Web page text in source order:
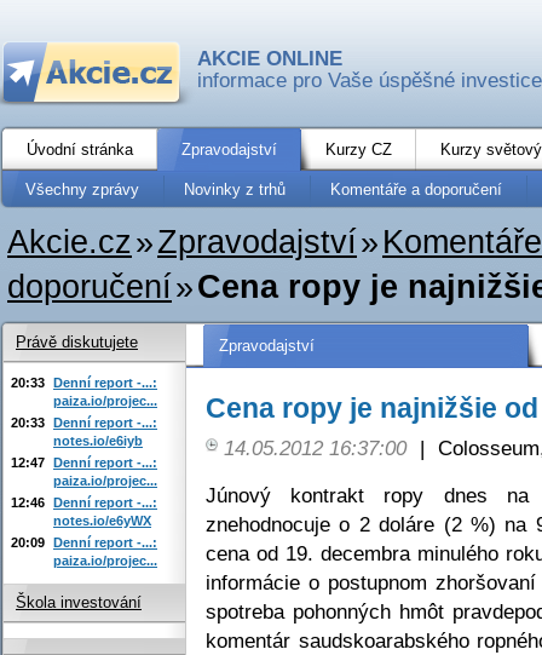
AKCIE ONLINE
informace pro Vaše úspěšné investice
Úvodní stránka Zpravodajství Kurzy CZ Kurzy
Všechny zprávy Novinky z trhů Komentáře a doporučení
Akcie.cz»Zpravodajství»
doporučení»Cena ropy je
Zpravodajství
Cena ropy je najnižšie
14.05.2012 16:37:00 |
Júnový kontrakt ropy dnes na
znehodnocuje o 2 doláre (2 %) na
cena od 19. decembra minulého
informácie o postupnom
spotreba pohonných hmôt
komentár saudskoarabského
Právě diskutujete
20:33 Denní report -...:
paiza.io/projec...
20:33 Denní report -...:
notes.io/e6iyb
12:47 Denní report -...:
paiza.io/projec...
12:46 Denní report -...:
notes.io/e6yWX
20:09 Denní report -...:
paiza.io/projec...
Škola investování